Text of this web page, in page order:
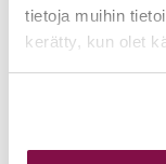
tietoja muihin
kerätty, kun olet